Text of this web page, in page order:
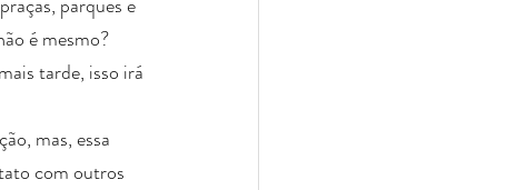
é mesmo?
tarde, isso irá
mas, essa
com outros